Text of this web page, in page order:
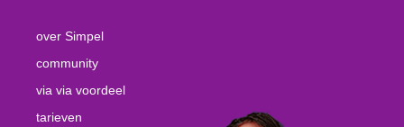
over Simpel
community
via via voordeel
tarieven